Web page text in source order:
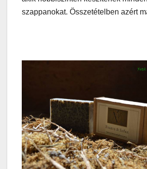
szappanokat. Összetételben azért